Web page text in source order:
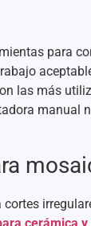
para
las más
manual
cortes